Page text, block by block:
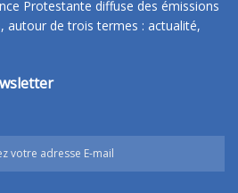
Protestante diffuse des émissions
autour de trois termes : actualité,